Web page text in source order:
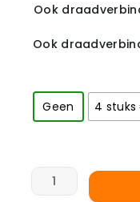
Ook
Ook
Geen 4